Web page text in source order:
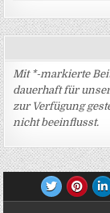
Mit *-markierte
dauerhaft für
zur Verfügung
nicht beeinflusst.